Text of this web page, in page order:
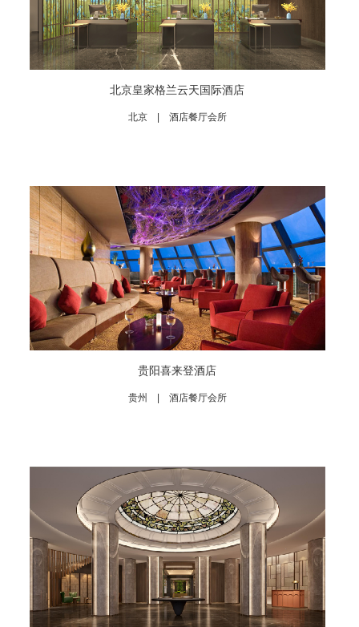
EN
北京皇家格兰云天国际酒店
北京 | 酒店餐厅会所
贵阳喜来登酒店
贵州 | 酒店餐厅会所